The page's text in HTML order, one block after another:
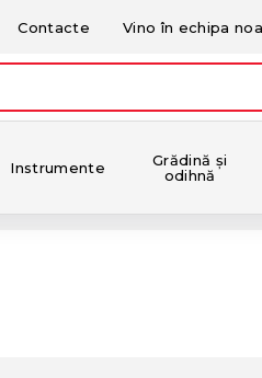
Contacte Vino în echipa
Instrumente
Grădină și
odihnă